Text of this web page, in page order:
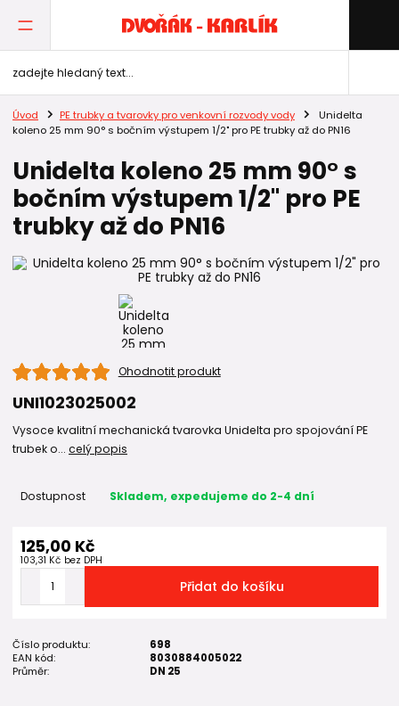
Úvod PE trubky a tvarovky pro venkovní rozvody vody
Unidelta
koleno 25 mm 90° s bočním výstupem 1/2" pro PE trubky až do PN16
Unidelta koleno 25 mm 90° s
bočním výstupem 1/2" pro PE
trubky až do PN16
Ohodnotit produkt
UNI1023025002
Vysoce kvalitní mechanická tvarovka Unidelta pro spojování PE
trubek o... celý popis
Dostupnost Skladem, expedujeme do 2-4 dní
125,00 Kč
103,31 Kč bez DPH
Přidat do košíku
Číslo produktu:
698
EAN kód:
8030884005022
Průměr:
DN 25